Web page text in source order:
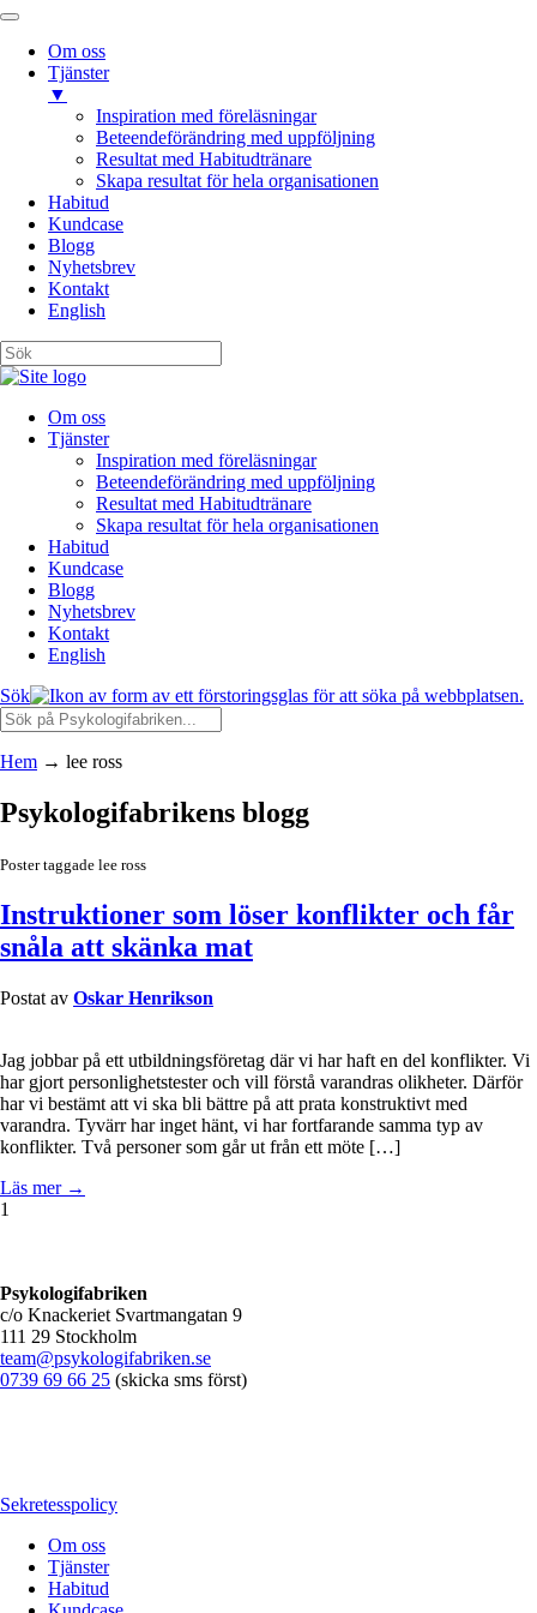
Om oss
Tjänster
▼
Inspiration med föreläsningar
Beteendeförändring med uppföljning
Resultat med Habitudtränare
Skapa resultat för hela organisationen
Habitud
Kundcase
Blogg
Nyhetsbrev
Kontakt
English
Om oss
Tjänster
Inspiration med föreläsningar
Beteendeförändring med uppföljning
Resultat med Habitudtränare
Skapa resultat för hela organisationen
Habitud
Kundcase
Blogg
Nyhetsbrev
Kontakt
English
Sök
Hem → lee ross
Psykologifabrikens blogg
Poster taggade lee ross
Instruktioner som löser konflikter och får
snåla att skänka mat
Postat av Oskar Henrikson
Jag jobbar på ett utbildningsföretag där vi har haft en del konflikter. Vi
har gjort personlighetstester och vill förstå varandras olikheter. Därför
har vi bestämt att vi ska bli bättre på att prata konstruktivt med
varandra. Tyvärr har inget hänt, vi har fortfarande samma typ av
konflikter. Två personer som går ut från ett möte […]
Läs mer →
1
Psykologifabriken
c/o Knackeriet Svartmangatan 9
111 29 Stockholm
team@psykologifabriken.se
0739 69 66 25 (skicka sms först)
Sekretesspolicy
Om oss
Tjänster
Habitud